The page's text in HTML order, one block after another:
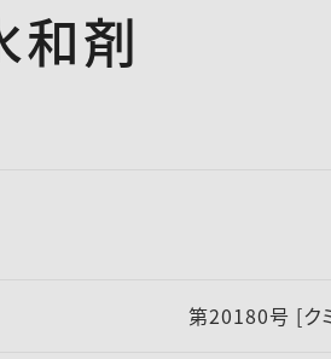
和剤
第20180号 [ク